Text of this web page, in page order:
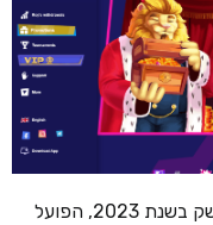
RoySpins Casino הוא קזינו אונליין שהושק בשנת 2023, הפועל